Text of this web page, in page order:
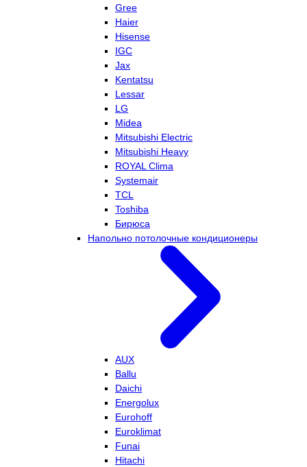
Gree
Haier
Hisense
IGC
Jax
Kentatsu
Lessar
LG
Midea
Mitsubishi Electric
Mitsubishi Heavy
ROYAL Clima
Systemair
TCL
Toshiba
Бирюса
Напольно потолочные кондиционеры
AUX
Ballu
Daichi
Energolux
Eurohoff
Euroklimat
Funai
Hitachi